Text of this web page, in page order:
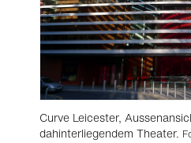
Curve Leicester,
dahinterliegendem Theater.